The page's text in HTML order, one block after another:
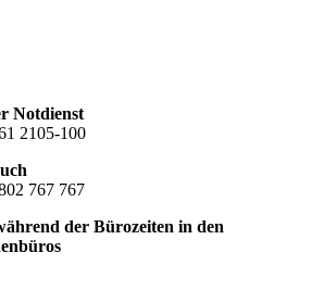
Notdienst
2105-100
767 767
der Bürozeiten in den